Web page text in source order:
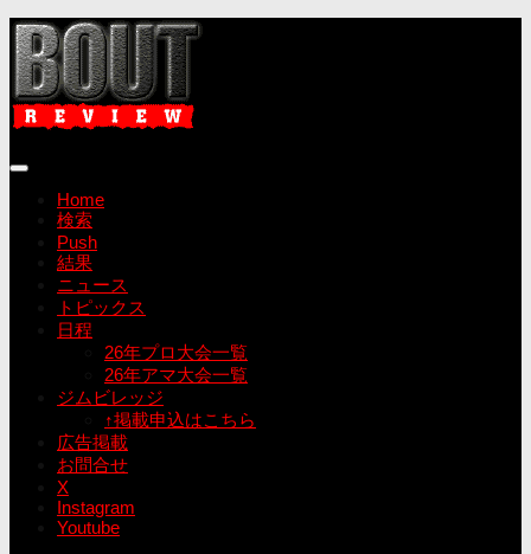
コ
ン
テ
ン
ツ
ス
Home
検索
Push
結果
ニュース
トピックス
日程
26年プロ大会一覧
26年アマ大会一覧
ジムビレッジ
↑掲載申込はこちら
広告掲載
お問合せ
X
Instagram
Youtube